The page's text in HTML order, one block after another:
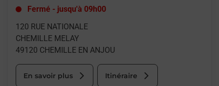
Fermé - jusqu'à 09h00
120 RUE NATIONALE
CHEMILLE MELAY
49120 CHEMILLE EN ANJOU
En savoir plus Itinéraire